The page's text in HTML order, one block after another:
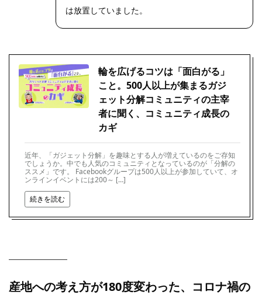
は放置していました。
輪を広げるコツは「面白がる」
こと。500人以上が集まるガジ
ェット分解コミュニティの主宰
者に聞く、コミュニティ成長の
カギ
近年、「ガジェット分解」を趣味とする人が増えているのをご存知
でしょうか。中でも人気のコミュニティとなっているのが「分解の
ススメ」です。 Facebookグループは500人以上が参加していて、オ
ンラインイベントには200～ […]
続きを読む
産地への考え方が180度変わった、コロナ禍の